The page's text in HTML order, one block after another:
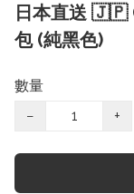
日本直送 🇯🇵
包 (純黑色)
數量
−
+